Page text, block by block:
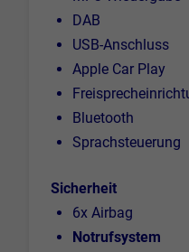
DAB
USB-Anschluss
Apple Car Play
Bluetooth
Sprachsteuerung
Sicherheit
6x Airbag
Notrufsystem